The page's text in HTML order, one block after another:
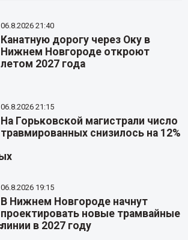
06.8.2026 21:40
Канатную дорогу через Оку в
Нижнем Новгороде откроют
летом 2027 года
06.8.2026 21:15
На Горьковской магистрали число
травмированных снизилось на 12%
06.8.2026 19:15
В Нижнем Новгороде начнут
проектировать новые трамвайные
линии в 2027 году